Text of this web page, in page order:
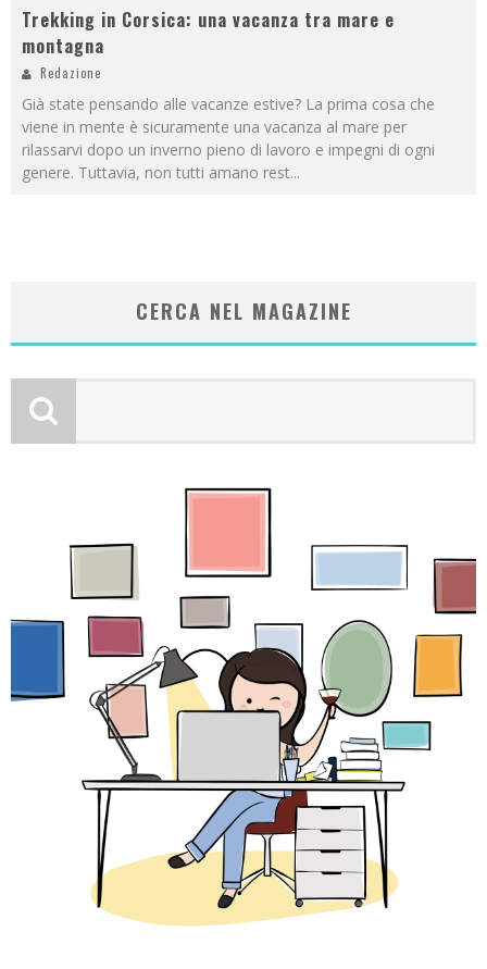
Trekking in Corsica: una vacanza tra mare e
montagna
Redazione
Già state pensando alle vacanze estive? La prima cosa che
viene in mente è sicuramente una vacanza al mare per
rilassarvi dopo un inverno pieno di lavoro e impegni di ogni
genere. Tuttavia, non tutti amano rest...
CERCA NEL MAGAZINE